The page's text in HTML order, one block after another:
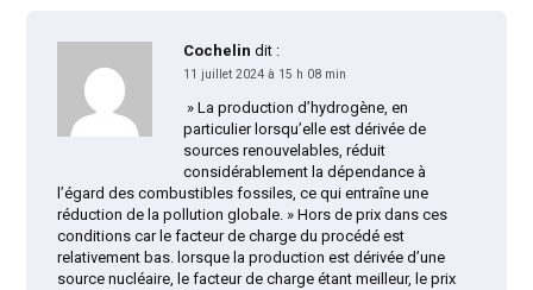
Cochelin dit :
11 juillet 2024 à 15 h 08 min
» La production d’hydrogène, en
particulier lorsqu’elle est dérivée de
sources renouvelables, réduit
considérablement la dépendance à
l’égard des combustibles fossiles, ce qui entraîne une
réduction de la pollution globale. » Hors de prix dans ces
conditions car le facteur de charge du procédé est
relativement bas. lorsque la production est dérivée d’une
source nucléaire, le facteur de charge étant meilleur, le prix